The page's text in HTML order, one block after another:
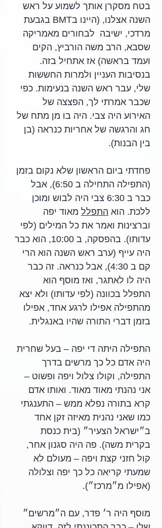
בטח מסקרן אותך לשמוע על ראש
השנה אצלנו, (היינו בBMT בגבעת
מרדכי, ישיבה  לבחורים מאמריקה
שסבא, הרב משה הורביץ, הקים
ועמד בראשה) אז אתחיל בזה.
בנסיבות העניין ולמרות החששות
שלי, עבר ראש השנה בנעימות. כפי
שכבר אמרתי לך, הפצצה של
האירוע היה צבי. היה בו מן מתח של
חג והרגשה של אחריות כנראה (בן
בין הבנות).
פחדתי ביום הראשון שלא נקום בזמן
(התפילה התחילה ב 6:50), אבל
כבר ב 6:30 צבי היה לבוש ומוכן
ללכת. הוא התפלל מאוד יפה
וברצינות ואמר את כל המילים (לפי
עדותו). בהפסקה, ב 10:00, הוא כבר
היה עייף (ערב ראש השנה הוא הרי
קם ב 4:30), אבל כנראה. זה כבר
היה לו לאתגר, ואז מוסף הוא
התפלל בכוונה (לפי עדותו) ולא יצא
מהתפילה אפילו לרגע אחד, אפילו
בזמן דברי התורה שהיו באנגלית.
התפילה היתה די יפה – בעל שחרית
היה אדם כל כך מרשים בדרך
התפילה, וקולו צלול ויפה ופשוט –
אני נהנתי מאוד מאוד. ואותו אדם
קרא בתורה נפלא ממש – התענגתי
כמו שאני נהנית מאיזה זקן אחד
ב״ישראל הצעיר״ (בית כנסת
בקרית משה). פה היה סגנון אחר,
קול חזני קצת ויפה – מעולם לא
שמעתי קריאה כל כך יפה וצלולה
(אפילו מ״מרכז״).
מוסף היה ר׳ פדר, עם ה״מרשים״